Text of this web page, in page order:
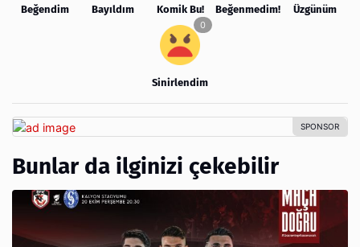
Beğendim Bayıldım Komik Bu! Beğenmedim! Üzgünüm
Sinirlendim
Bunlar da ilginizi çekebilir